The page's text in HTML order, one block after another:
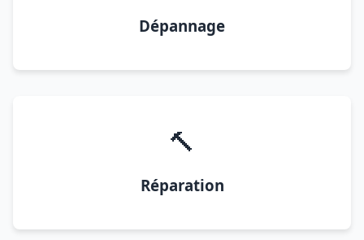
Dépannage
🔨
Réparation